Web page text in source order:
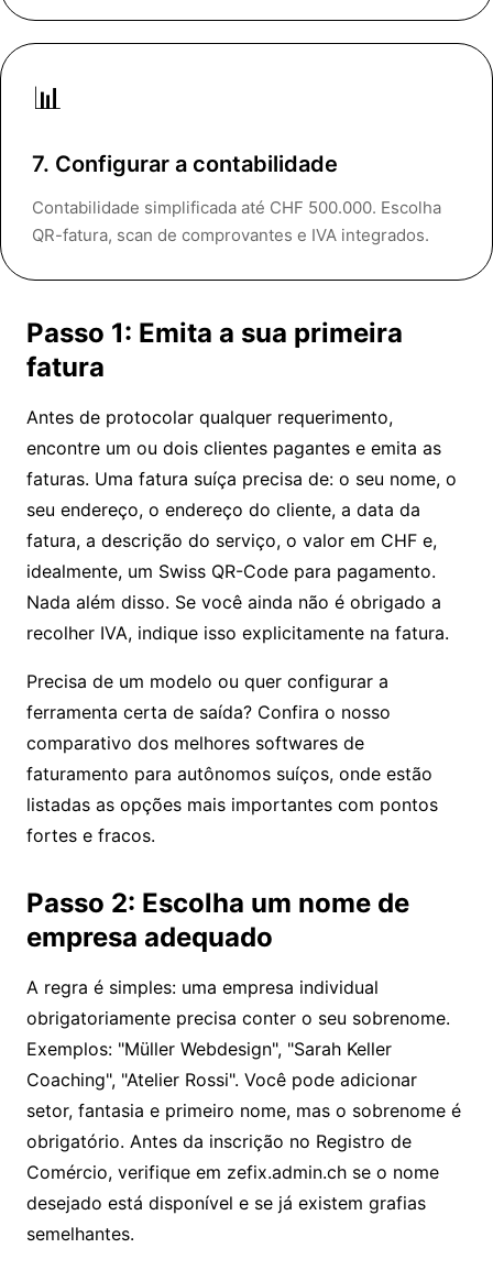
📊
7. Configurar a contabilidade
Contabilidade simplificada até CHF 500.000. Escolha
QR-fatura, scan de comprovantes e IVA integrados.
Passo 1: Emita a sua primeira
fatura
Antes de protocolar qualquer requerimento,
encontre um ou dois clientes pagantes e emita as
faturas. Uma fatura suíça precisa de: o seu nome, o
seu endereço, o endereço do cliente, a data da
fatura, a descrição do serviço, o valor em CHF e,
idealmente, um Swiss QR-Code para pagamento.
Nada além disso. Se você ainda não é obrigado a
recolher IVA, indique isso explicitamente na fatura.
Precisa de um modelo ou quer configurar a
ferramenta certa de saída? Confira o nosso
comparativo dos melhores softwares de
faturamento para autônomos suíços, onde estão
listadas as opções mais importantes com pontos
fortes e fracos.
Passo 2: Escolha um nome de
empresa adequado
A regra é simples: uma empresa individual
obrigatoriamente precisa conter o seu sobrenome.
Exemplos: "Müller Webdesign", "Sarah Keller
Coaching", "Atelier Rossi". Você pode adicionar
setor, fantasia e primeiro nome, mas o sobrenome é
obrigatório. Antes da inscrição no Registro de
Comércio, verifique em zefix.admin.ch se o nome
desejado está disponível e se já existem grafias
semelhantes.